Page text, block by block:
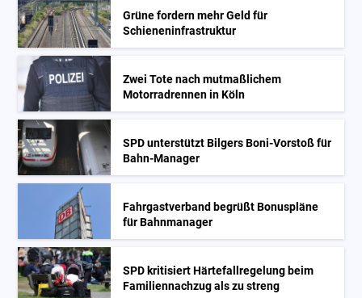
Grüne fordern mehr Geld für
Schieneninfrastruktur
Zwei Tote nach mutmaßlichem
Motorradrennen in Köln
SPD unterstützt Bilgers Boni-Vorstoß für
Bahn-Manager
Fahrgastverband begrüßt Bonuspläne
für Bahnmanager
SPD kritisiert Härtefallregelung beim
Familiennachzug als zu streng